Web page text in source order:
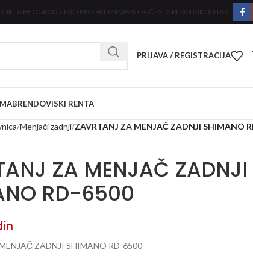
BEOGRAD – PRO BIKE SKI SERVISBLOGČESTA PITANJAKONTAKT
PRIJAVA / REGISTRACIJA
BRENDOVISKI RENTA
Menjači zadnji ZAVRTANJ ZA MENJAČ ZADNJI SHIMANO
ZA MENJAČ ZADNJI
RD-6500
ZADNJI SHIMANO RD-6500